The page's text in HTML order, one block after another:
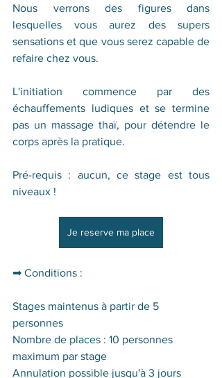
Nous verrons des figures dans
lesquelles vous aurez des supers
sensations et que vous serez capable de
refaire chez vous.
L'initiation commence par des
échauffements ludiques et se termine
pas un massage thaï, pour détendre le
corps après la pratique.
Pré-requis : aucun, ce stage est tous
niveaux !
Je reserve ma place
➡ Conditions :
Stages maintenus à partir de 5
personnes
Nombre de places : 10 personnes
maximum par stage
Annulation possible jusqu'à 3 jours